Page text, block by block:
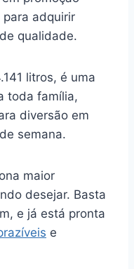
para adquirir
qualidade.
litros, é uma
toda família,
diversão em
semana.
maior
desejar. Basta
e já está pronta
e